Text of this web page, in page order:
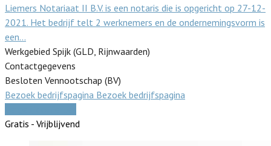
Liemers Notariaat II B.V. is een notaris die is opgericht op 27-12-
2021. Het bedrijf telt 2 werknemers en de ondernemingsvorm is
een…
Werkgebied Spijk (GLD, Rijnwaarden)
Contactgegevens
Besloten Vennootschap (BV)
Bezoek bedrijfspagina Bezoek bedrijfspagina
Gratis - Vrijblijvend